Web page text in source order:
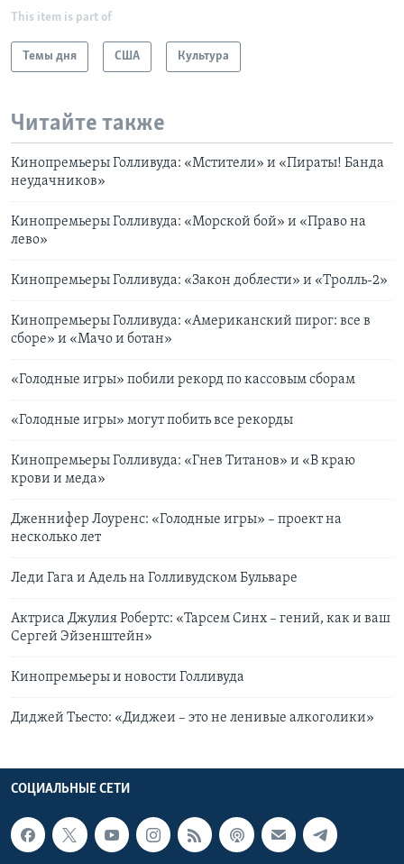
This item is part of
Темы дня США Культура
Читайте также
Кинопремьеры Голливуда: «Мстители» и «Пираты! Банда
неудачников»
Кинопремьеры Голливуда: «Морской бой» и «Право на
лево»
Кинопремьеры Голливуда: «Закон доблести» и «Тролль-2»
Кинопремьеры Голливуда: «Американский пирог: все в
сборе» и «Мачо и ботан»
«Голодные игры» побили рекорд по кассовым сборам
«Голодные игры» могут побить все рекорды
Кинопремьеры Голливуда: «Гнев Титанов» и «В краю
крови и меда»
Дженнифер Лоуренс: «Голодные игры» – проект на
несколько лет
Леди Гага и Адель на Голливудском Бульваре
Актриса Джулия Робертс: «Тарсем Синх – гений, как и ваш
Сергей Эйзенштейн»
Кинопремьеры и новости Голливуда
Диджей Тьесто: «Диджеи – это не ленивые алкоголики»
СОЦИАЛЬНЫЕ СЕТИ